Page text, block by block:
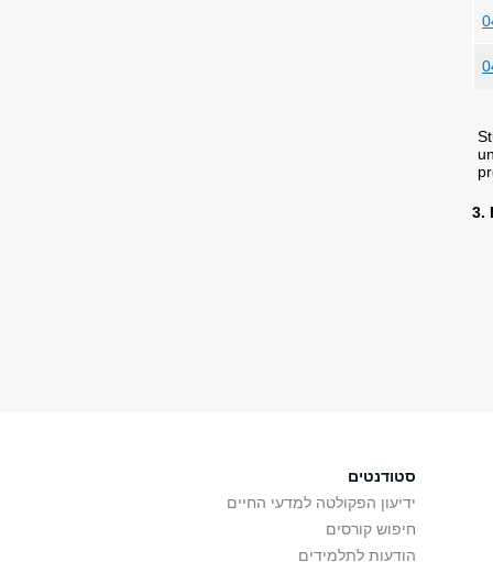
3.
סטודנטים
ידיעון הפקולטה למדעי החיים
חיפוש קורסים
הודעות לתלמידים